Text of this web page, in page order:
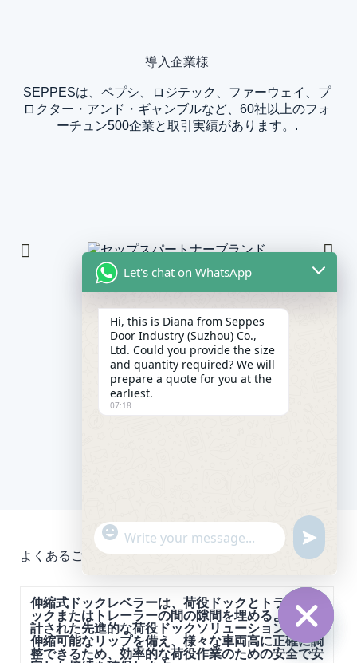
導入企業様
SEPPESは、ペプシ、ロジテック、ファーウェイ、プ
ロクター・アンド・ギャンブルなど、60社以上のフォ
ーチュン500企業と取引実績があります。.
よくあるご質問
伸縮式ドックレベラーは、荷役ドックとトラ
ックまたはトレーラーの間の隙間を埋めるように設
計された先進的な荷役ドックソリューションです。
伸縮可能なリップを備え、様々な車両高に正確に調
整できるため、効率的な荷役作業のための安全で安
Hide
Let's chat on WhatsApp
Hi, this is Diana from Seppes
Door Industry (Suzhou) Co.,
Ltd. Could you provide the size
and quantity required? We will
prepare a quote for you at the
earliest.
07:18
"
+
a
t
y
_
WhatsApp Message
u
n
e
f
i
e